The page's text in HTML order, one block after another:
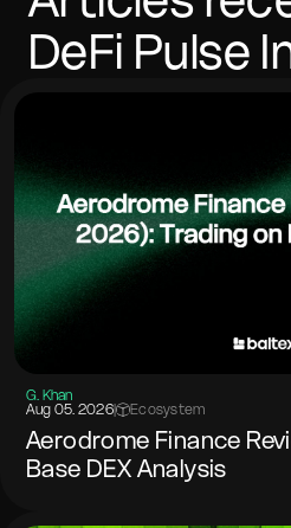
DeFi Pulse
G. Khan
Aug 05. 2026| Ecosystem
Aerodrome Finance
Base DEX Analysis